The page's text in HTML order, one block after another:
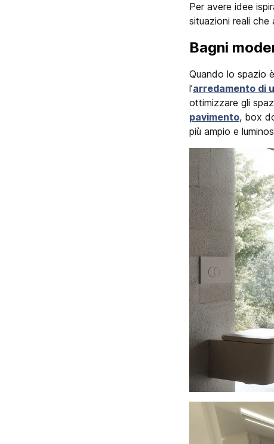
Per avere idee
situazioni reali
Bagni
Quando lo spazio
l’arredamento di
ottimizzare gli
pavimento, box
più ampio e